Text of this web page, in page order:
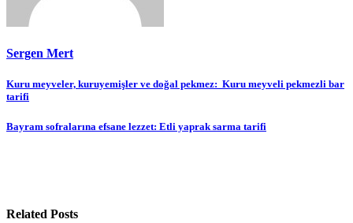
Sergen Mert
Yazı
gezinmesi
Kuru meyveler, kuruyemişler ve doğal pekmez: Kuru meyveli pekmezli bar
tarifi
Bayram sofralarına efsane lezzet: Etli yaprak sarma tarifi
Related Posts